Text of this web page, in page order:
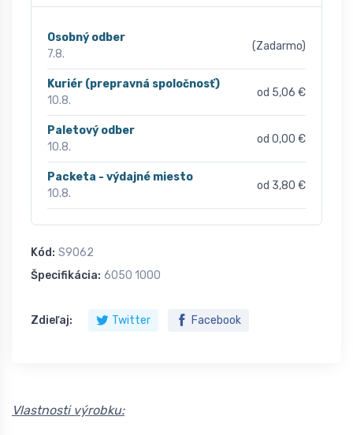
Osobný odber
7.8.
(Zadarmo)
Kuriér (prepravná spoločnosť)
10.8.
od 5,06 €
Paletový odber
10.8.
od 0,00 €
Packeta - výdajné miesto
10.8.
od 3,80 €
Kód: S9062
Špecifikácia: 6050 1000
Zdieľaj: Twitter Facebook
Vlastnosti výrobku: